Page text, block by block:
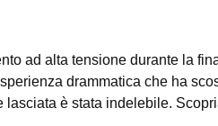
ad alta tensione durante la
drammatica che ha
lasciata è stata indelebile.